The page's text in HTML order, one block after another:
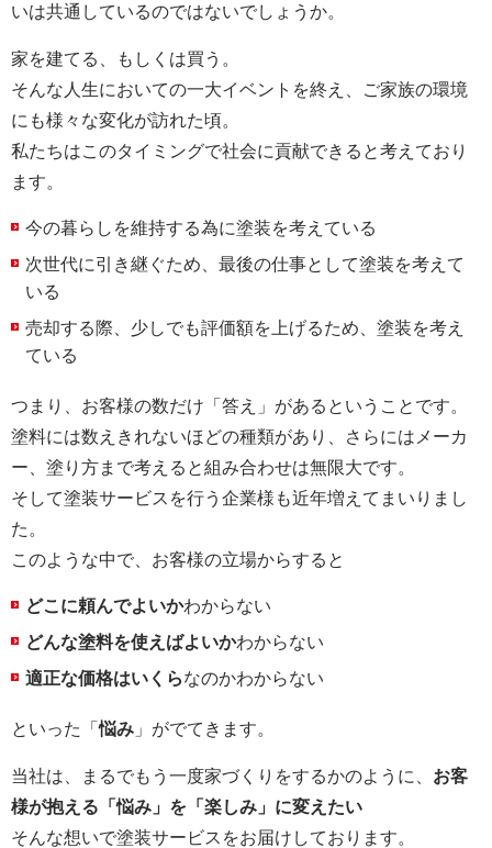
いは共通しているのではないでしょうか。
家を建てる、もしくは買う。
そんな人生においての一大イベントを終え、ご家族の環境
にも様々な変化が訪れた頃。
私たちはこのタイミングで社会に貢献できると考えており
ます。
今の暮らしを維持する為に塗装を考えている
次世代に引き継ぐため、最後の仕事として塗装を考えて
いる
売却する際、少しでも評価額を上げるため、塗装を考え
ている
つまり、お客様の数だけ「答え」があるということです。
塗料には数えきれないほどの種類があり、さらにはメーカ
ー、塗り方まで考えると組み合わせは無限大です。
そして塗装サービスを行う企業様も近年増えてまいりまし
た。
このような中で、お客様の立場からすると
どこに頼んでよいかわからない
どんな塗料を使えばよいかわからない
適正な価格はいくらなのかわからない
といった「悩み 」がでてきます。
当社は、まるでもう一度家づくりをするかのように、 お客
様が抱える「悩み」を「楽しみ」に変えたい
そんな想いで塗装サービスをお届けしております。